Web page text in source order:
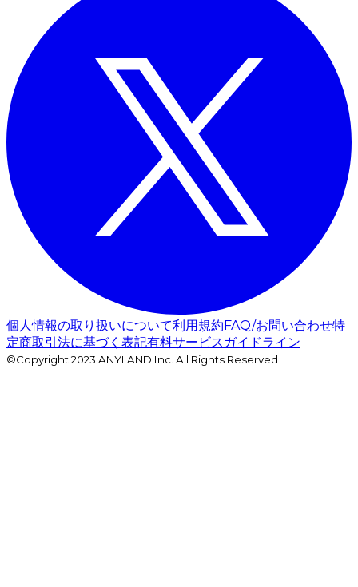
個人情報の取り扱いについて利用規約FAQ/お問い合わせ特
定商取引法に基づく表記有料サービスガイドライン
©Copyright 2023 ANYLAND Inc. All Rights Reserved